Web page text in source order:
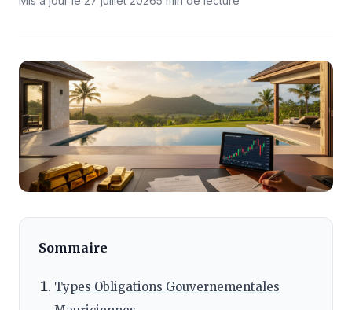
Sommaire
Types Obligations Gouvernementales